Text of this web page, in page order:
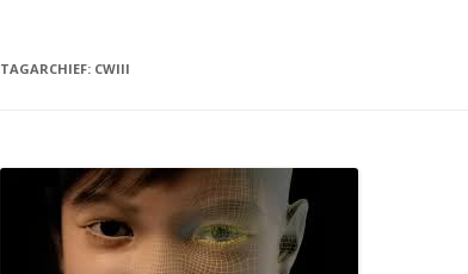
TAGARCHIEF: CWIII